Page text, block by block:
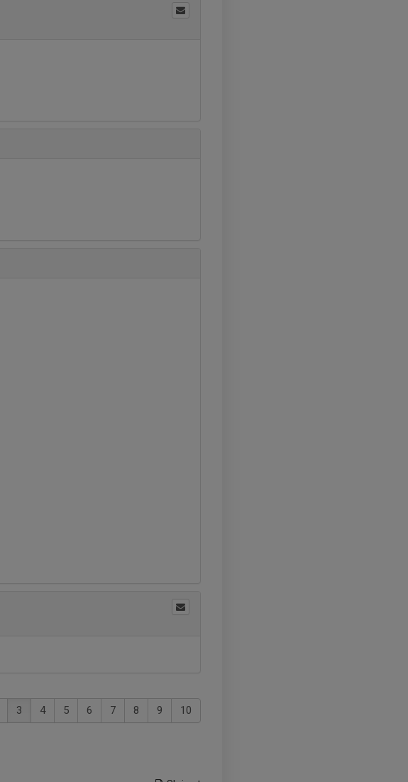
3 4 5 6 7 8 9 10